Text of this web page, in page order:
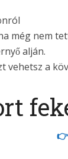
még nem
alján.
vehetsz a